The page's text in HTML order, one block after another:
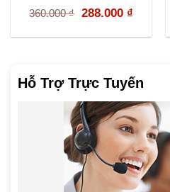
Hỗ Trợ Trực Tuyến
360.000₫ Original
288.000 ₫Current